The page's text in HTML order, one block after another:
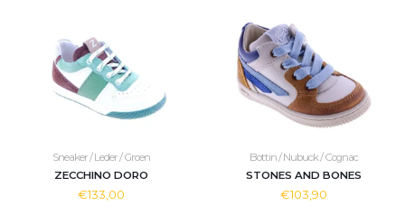
Sneaker / Leder / Groen
ZECCHINO DORO
€133,00
Bottin / Nubuck / Cognac
STONES AND BONES
€103,90